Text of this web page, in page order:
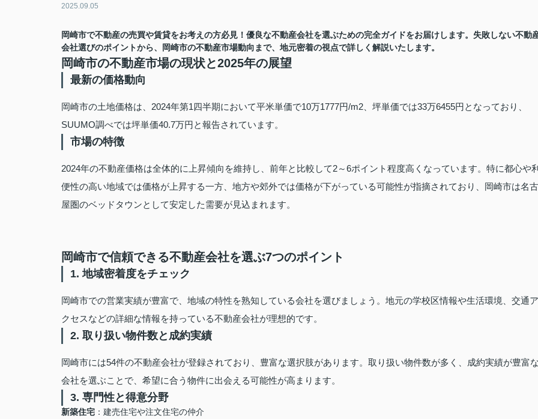
2025.09.05
岡崎市で不動産の売買や賃貸をお考えの方必見！優良な不動産会社を選ぶための完全ガイドをお届けします。失敗しない不動
会社選びのポイントから、岡崎市の不動産市場動向まで、地元密着の視点で詳しく解説いたします。
岡崎市の不動産市場の現状と2025年の展望
最新の価格動向
岡崎市の土地価格は、2024年第1四半期において平米単価で10万1777円/m2、坪単価では33万6455円となっており、
SUUMO調べでは坪単価40.7万円と報告されています。
市場の特徴
2024年の不動産価格は全体的に上昇傾向を維持し、前年と比較して2～6ポイント程度高くなっています。特に都心や
便性の高い地域では価格が上昇する一方、地方や郊外では価格が下がっている可能性が指摘されており、岡崎市は名古
屋圏のベッドタウンとして安定した需要が見込まれます。
岡崎市で信頼できる不動産会社を選ぶ7つのポイント
1. 地域密着度をチェック
岡崎市での営業実績が豊富で、地域の特性を熟知している会社を選びましょう。地元の学校区情報や生活環境、交通ア
クセスなどの詳細な情報を持っている不動産会社が理想的です。
2. 取り扱い物件数と成約実績
岡崎市には54件の不動産会社が登録されており、豊富な選択肢があります。取り扱い物件数が多く、成約実績が豊富
会社を選ぶことで、希望に合う物件に出会える可能性が高まります。
3. 専門性と得意分野
新築住宅 ：建売住宅や注文住宅の仲介